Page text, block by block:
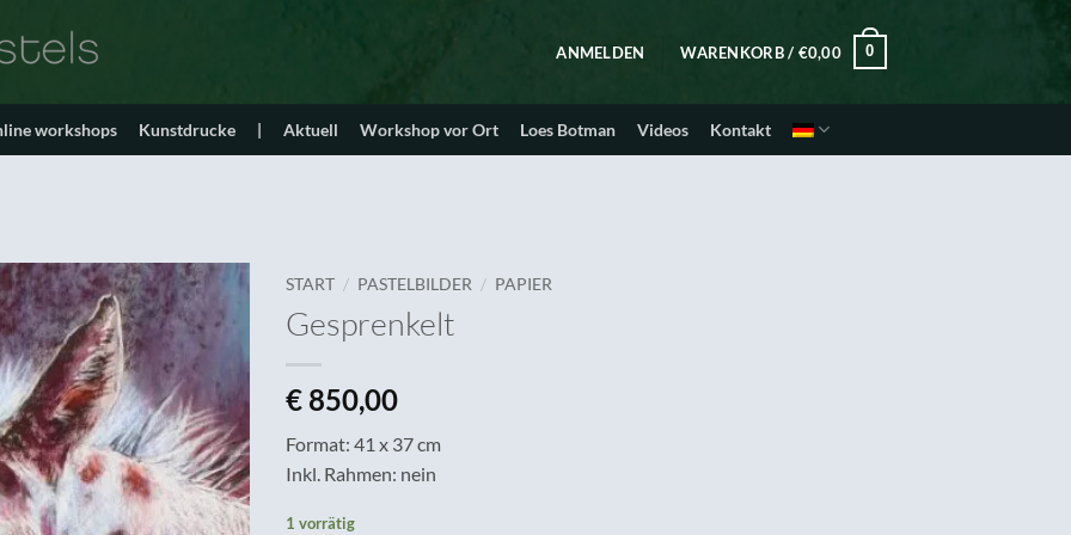
ANMELDEN WARENKORB / €0,00 0
workshops Kunstdrucke | Aktuell Workshop vor Ort Loes Botman Videos Kontakt
START / PASTELBILDER / PAPIER
Gesprenkelt
€ 850,00
Format: 41 x 37 cm
Inkl. Rahmen: nein
1 vorrätig